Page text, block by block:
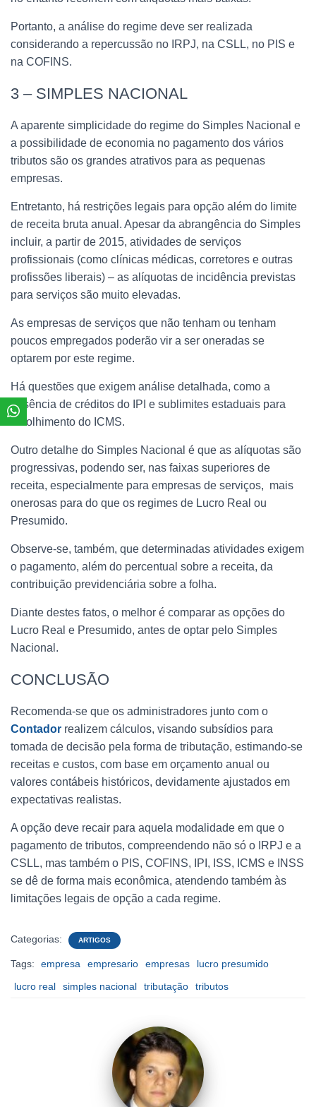
Portanto, a análise do regime deve ser realizada
considerando a repercussão no IRPJ, na CSLL, no PIS e
na COFINS.
3 – SIMPLES NACIONAL
A aparente simplicidade do regime do Simples Nacional e
a possibilidade de economia no pagamento dos vários
tributos são os grandes atrativos para as pequenas
empresas.
Entretanto, há restrições legais para opção além do limite
de receita bruta anual. Apesar da abrangência do Simples
incluir, a partir de 2015, atividades de serviços
profissionais (como clínicas médicas, corretores e outras
profissões liberais) – as alíquotas de incidência previstas
para serviços são muito elevadas.
As empresas de serviços que não tenham ou tenham
poucos empregados poderão vir a ser oneradas se
optarem por este regime.
Há questões que exigem análise detalhada, como a
ausência de créditos do IPI e sublimites estaduais para
recolhimento do ICMS.
Outro detalhe do Simples Nacional é que as alíquotas são
progressivas, podendo ser, nas faixas superiores de
receita, especialmente para empresas de serviços, mais
onerosas para do que os regimes de Lucro Real ou
Presumido.
Observe-se, também, que determinadas atividades exigem
o pagamento, além do percentual sobre a receita, da
contribuição previdenciária sobre a folha.
Diante destes fatos, o melhor é comparar as opções do
Lucro Real e Presumido, antes de optar pelo Simples
Nacional.
CONCLUSÃO
Recomenda-se que os administradores junto com o
Contador realizem cálculos, visando subsídios para
tomada de decisão pela forma de tributação, estimando-se
receitas e custos, com base em orçamento anual ou
valores contábeis históricos, devidamente ajustados em
expectativas realistas.
A opção deve recair para aquela modalidade em que o
pagamento de tributos, compreendendo não só o IRPJ e a
CSLL, mas também o PIS, COFINS, IPI, ISS, ICMS e INSS
se dê de forma mais econômica, atendendo também às
limitações legais de opção a cada regime.
Categorias: ARTIGOS
Tags: empresa empresario empresas
lucro presumido
lucro real
simples nacional tributação tributos